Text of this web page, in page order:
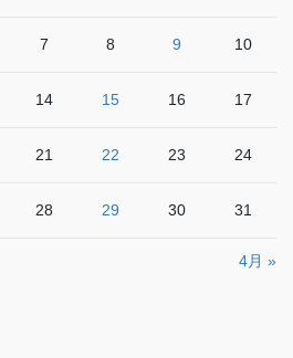
7 8 9 10
14 15 16 17
21 22 23 24
28 29 30 31
4月 »